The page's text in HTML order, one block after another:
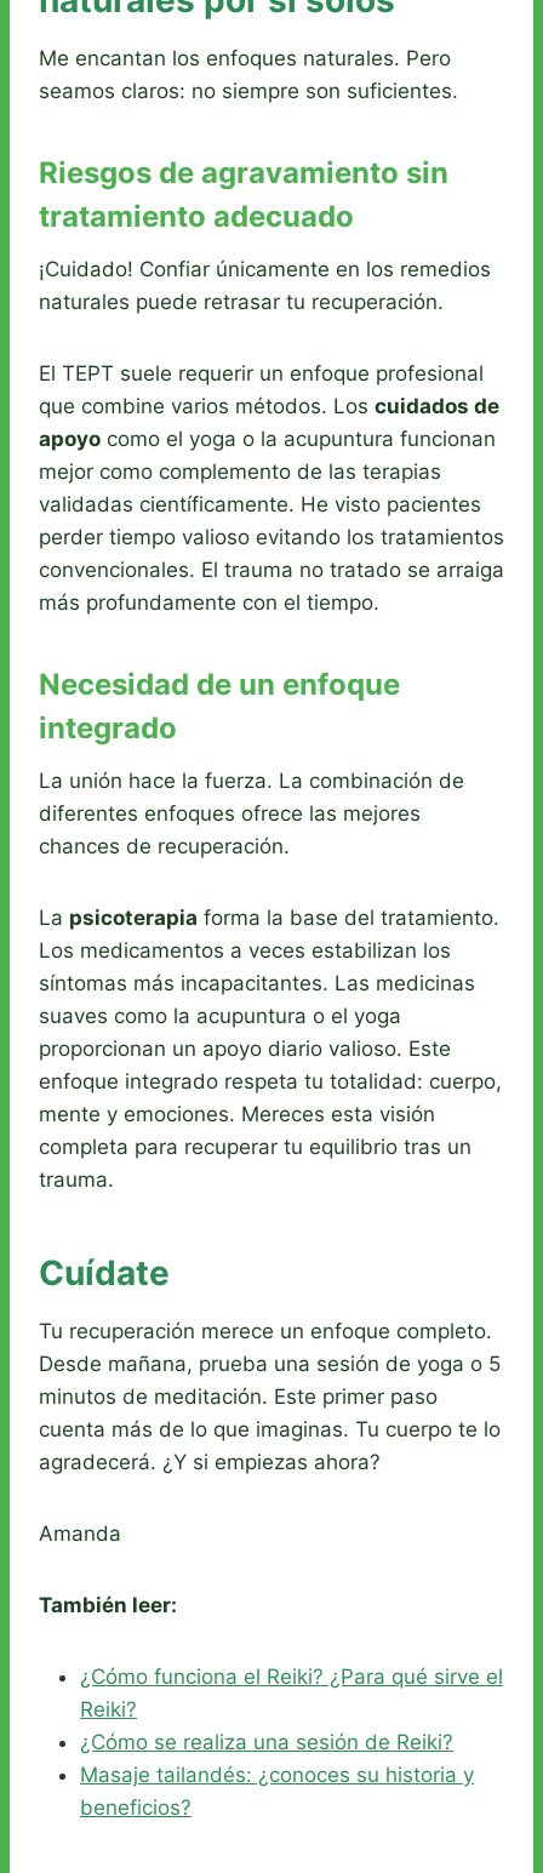
Me encantan los enfoques naturales. Pero
seamos claros: no siempre son suficientes.
Riesgos de agravamiento sin
tratamiento adecuado
¡Cuidado! Confiar únicamente en los remedios
naturales puede retrasar tu recuperación.
El TEPT suele requerir un enfoque profesional
que combine varios métodos. Los cuidados de
apoyo como el yoga o la acupuntura funcionan
mejor como complemento de las terapias
validadas científicamente. He visto pacientes
perder tiempo valioso evitando los tratamientos
convencionales. El trauma no tratado se arraiga
más profundamente con el tiempo.
Necesidad de un enfoque
integrado
La unión hace la fuerza. La combinación de
diferentes enfoques ofrece las mejores
chances de recuperación.
La psicoterapia forma la base del tratamiento.
Los medicamentos a veces estabilizan los
síntomas más incapacitantes. Las medicinas
suaves como la acupuntura o el yoga
proporcionan un apoyo diario valioso. Este
enfoque integrado respeta tu totalidad: cuerpo,
mente y emociones. Mereces esta visión
completa para recuperar tu equilibrio tras un
trauma.
Cuídate
Tu recuperación merece un enfoque completo.
Desde mañana, prueba una sesión de yoga o 5
minutos de meditación. Este primer paso
cuenta más de lo que imaginas. Tu cuerpo te lo
agradecerá. ¿Y si empiezas ahora?
Amanda
También leer:
¿Cómo funciona el Reiki? ¿Para qué sirve el
Reiki?
¿Cómo se realiza una sesión de Reiki?
Masaje tailandés: ¿conoces su historia y
beneficios?